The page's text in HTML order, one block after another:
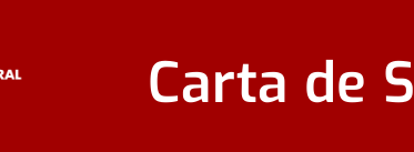
Carta de